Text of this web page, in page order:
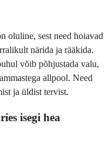
oluline, sest need hoiavad
närida ja rääkida.
võib põhjustada valu,
allpool. Need
ja üldist tervist.
isegi hea